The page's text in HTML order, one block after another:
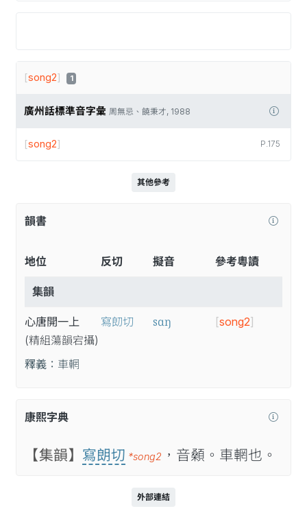
[song2] 1
廣州話標準音字彙 周無忌、饒秉才, 1988
P.175
[song2]
其他參考
韻書
地位 反切 擬音 參考粵讀
集韻
心唐開一上
(精組蕩韻宕攝)
寫㓪切 sɑŋ [song2]
釋義： 車輞
康熙字典
【集韻】 寫朗切 *song2 ，音顙。車輞也。
外部連結